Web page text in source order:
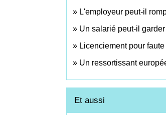
L'employeur peut-il
Un salarié peut-il
Licenciement pour
Un ressortissant
Et aussi